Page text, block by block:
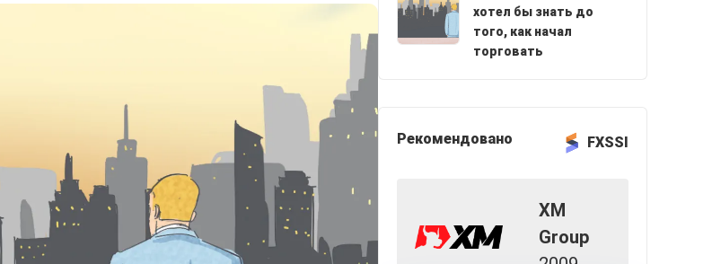
хотел бы знать до
того, как начал
торговать
Рекомендовано FXSSI
XM
Group